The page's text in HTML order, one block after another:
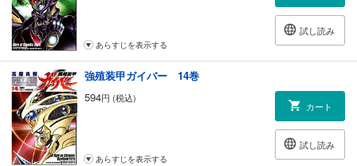
試し読み
あらすじを表示する
強殖装甲ガイバー 14巻
594円 (税込)
カート
試し読み
あらすじを表示する